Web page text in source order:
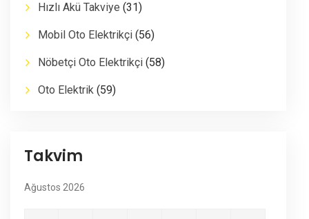
Hızlı Akü Takviye (31)
Mobil Oto Elektrikçi (56)
Nöbetçi Oto Elektrikçi (58)
Oto Elektrik (59)
Takvim
Ağustos 2026